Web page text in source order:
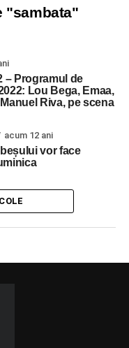
"sambata"
– Programul de
Lou Bega, Emaa,
Riva, pe scena
acum 12 ani
vor face